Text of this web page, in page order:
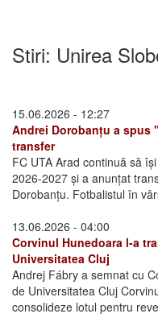
Stiri: Unirea
15.06.2026 - 12:27
Andrei Dorobanțu a spus
transfer
FC UTA Arad continuă să
2026-2027 și a anunțat
Dorobanțu. Fotbalistul în
13.06.2026 - 04:00
Corvinul Hunedoara l-a
Universitatea Cluj
Andrej Fábry a semnat cu
de Universitatea Cluj
consolideze lotul pentru